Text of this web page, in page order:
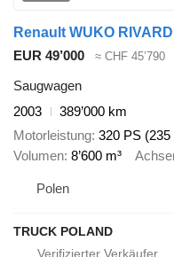
Renault WUKO
EUR 49’000
≈ CHF 45’790
Saugwagen
2003
389’000 km
Motorleistung 320 PS (235
Volumen 8’600 m³
Polen
TRUCK POLAND